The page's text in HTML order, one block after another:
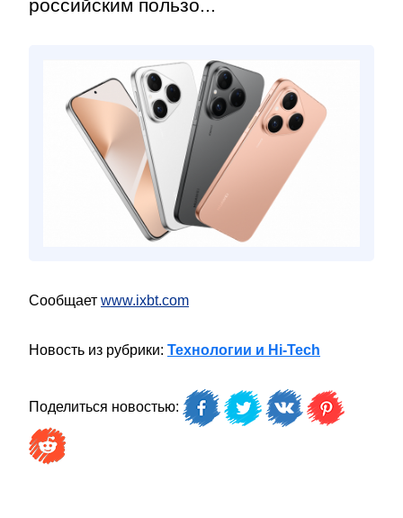
российским пользо...
Сообщает www.ixbt.com
Новость из рубрики: Технологии и Hi-Tech
Поделиться новостью: